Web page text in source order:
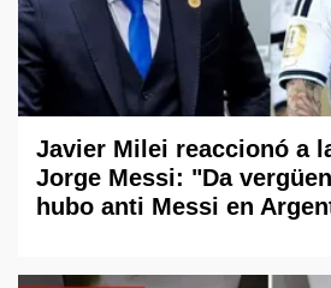
Javier Milei reaccionó a
Jorge Messi: "Da
hubo anti Messi en